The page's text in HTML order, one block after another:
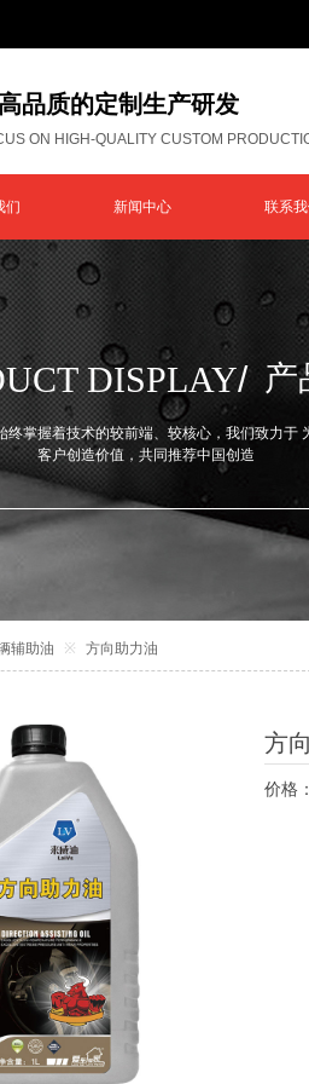
品质的定制生产研发
ON HIGH-QUALITY CUSTOM
们 新闻中心 联系
产
DISPLAY/
终掌握着技术的较前端、较核心，我们致力
户创造价值，共同推荐中国创造​
辅助油 ※ 方向助力油
方
价格